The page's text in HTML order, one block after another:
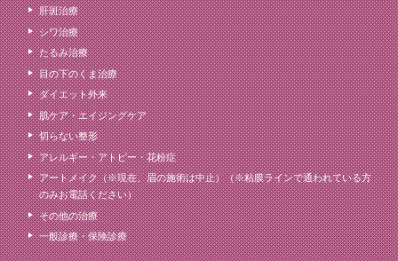
肝斑治療
シワ治療
たるみ治療
目の下のくま治療
ダイエット外来
肌ケア・エイジングケア
切らない整形
アレルギー・アトピー・花粉症
アートメイク（※現在、眉の施術は中止）（※粘膜ラインで通われている方
のみお電話ください）
その他の治療
一般診療・保険診療